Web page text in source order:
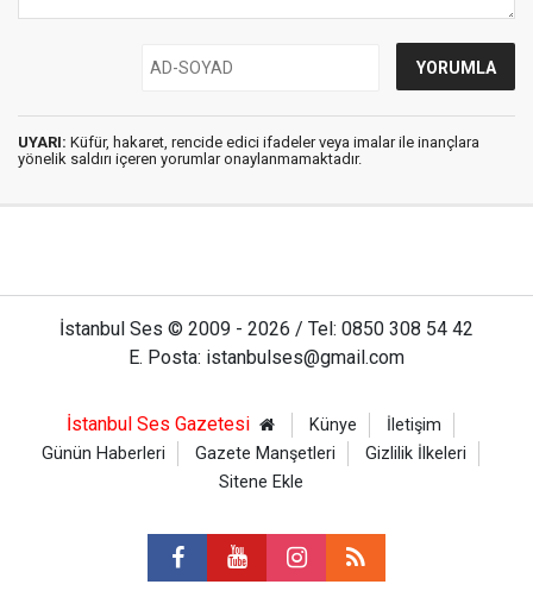
UYARI: Küfür, hakaret, rencide edici ifadeler veya imalar ile inançlara
yönelik saldırı içeren yorumlar onaylanmamaktadır.
İstanbul Ses © 2009 - 2026 / Tel: 0850 308 54 42
E. Posta: istanbulses@gmail.com
İstanbul Ses Gazetesi Künye
İletişim
Günün Haberleri
Gazete Manşetleri
Gizlilik İlkeleri
Sitene Ekle